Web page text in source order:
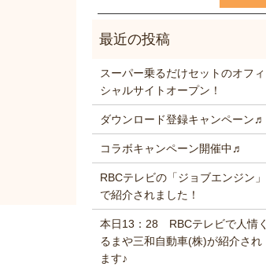
スーパー乗るだけセットのオフィ
シャルサイトオープン！
ダウンロード登録キャンペーン♬
コラボキャンペーン開催中♬
RBCテレビの「ジョブエンジン」
で紹介されました！
本日13：28 RBCテレビで人情く
るまや三和自動車(株)が紹介され
ます♪